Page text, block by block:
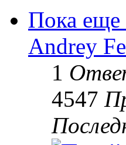
Пока еще
Andrey
1
4547